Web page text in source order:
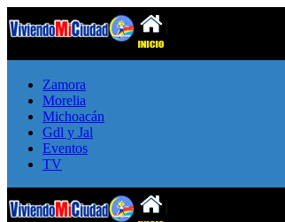
Zamora
Morelia
Michoacán
Gdl y Jal
Eventos
TV